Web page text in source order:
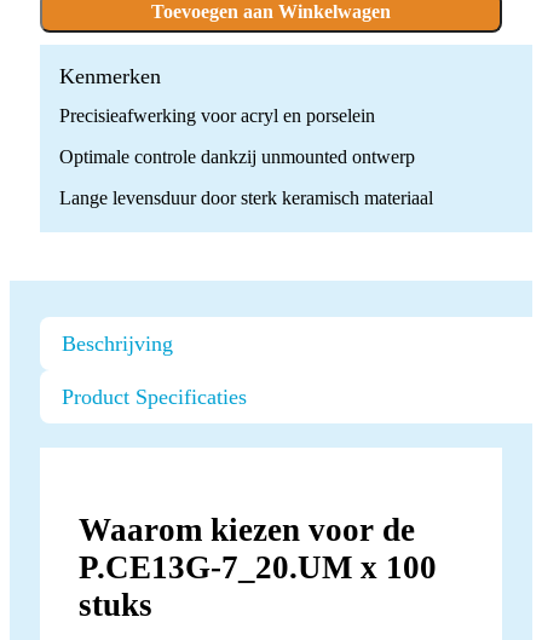
100
stuks
quantity
Toevoegen aan Winkelwagen
Kenmerken
Precisieafwerking voor acryl en porselein
Optimale controle dankzij unmounted ontwerp
Lange levensduur door sterk keramisch materiaal
Beschrijving
Product Specificaties
Waarom kiezen voor de
P.CE13G-7_20.UM x 100
stuks